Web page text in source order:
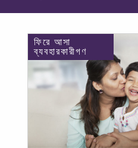
ফিরে আসা
ব্যবহারকারীগণ